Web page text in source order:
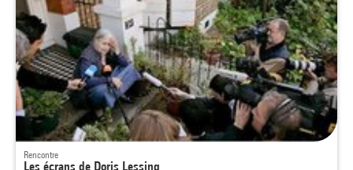
Rencontre
Les écrans de Doris Lessing